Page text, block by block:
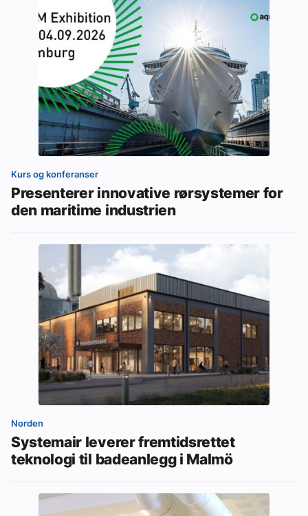
Kurs og konferanser
Presenterer innovative rørsystemer for
den maritime industrien
Norden
Systemair leverer fremtidsrettet
teknologi til badeanlegg i Malmö